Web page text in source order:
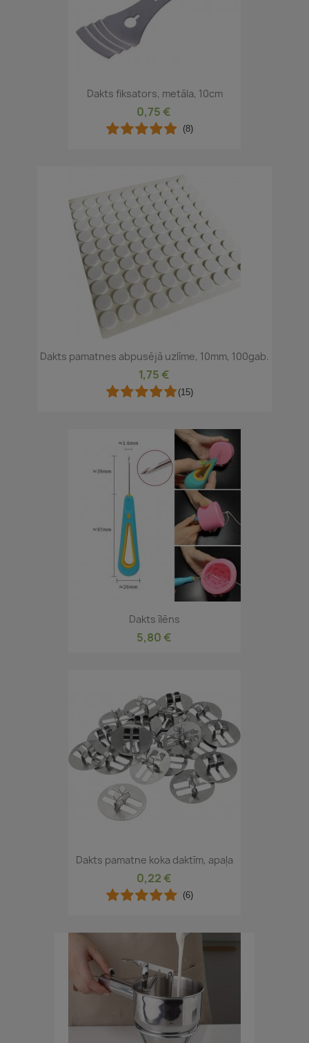
Dakts fiksators, metāla, 10cm
0,75 €
(8)
Dakts pamatnes abpusējā uzlīme, 10mm, 100gab.
1,75 €
(15)
Dakts īlēns
5,80 €
Dakts pamatne koka daktīm, apaļa
0,22 €
(6)